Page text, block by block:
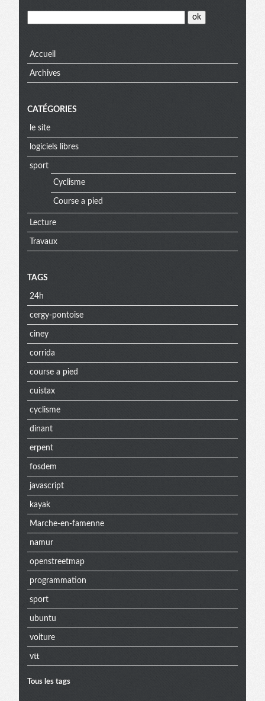
Accueil
Archives
CATÉGORIES
le site
logiciels libres
sport
Cyclisme
Course a pied
Lecture
Travaux
TAGS
24h
cergy-pontoise
ciney
corrida
course a pied
cuistax
cyclisme
dinant
erpent
fosdem
javascript
kayak
Marche-en-famenne
namur
openstreetmap
programmation
sport
ubuntu
voiture
vtt
Tous les tags